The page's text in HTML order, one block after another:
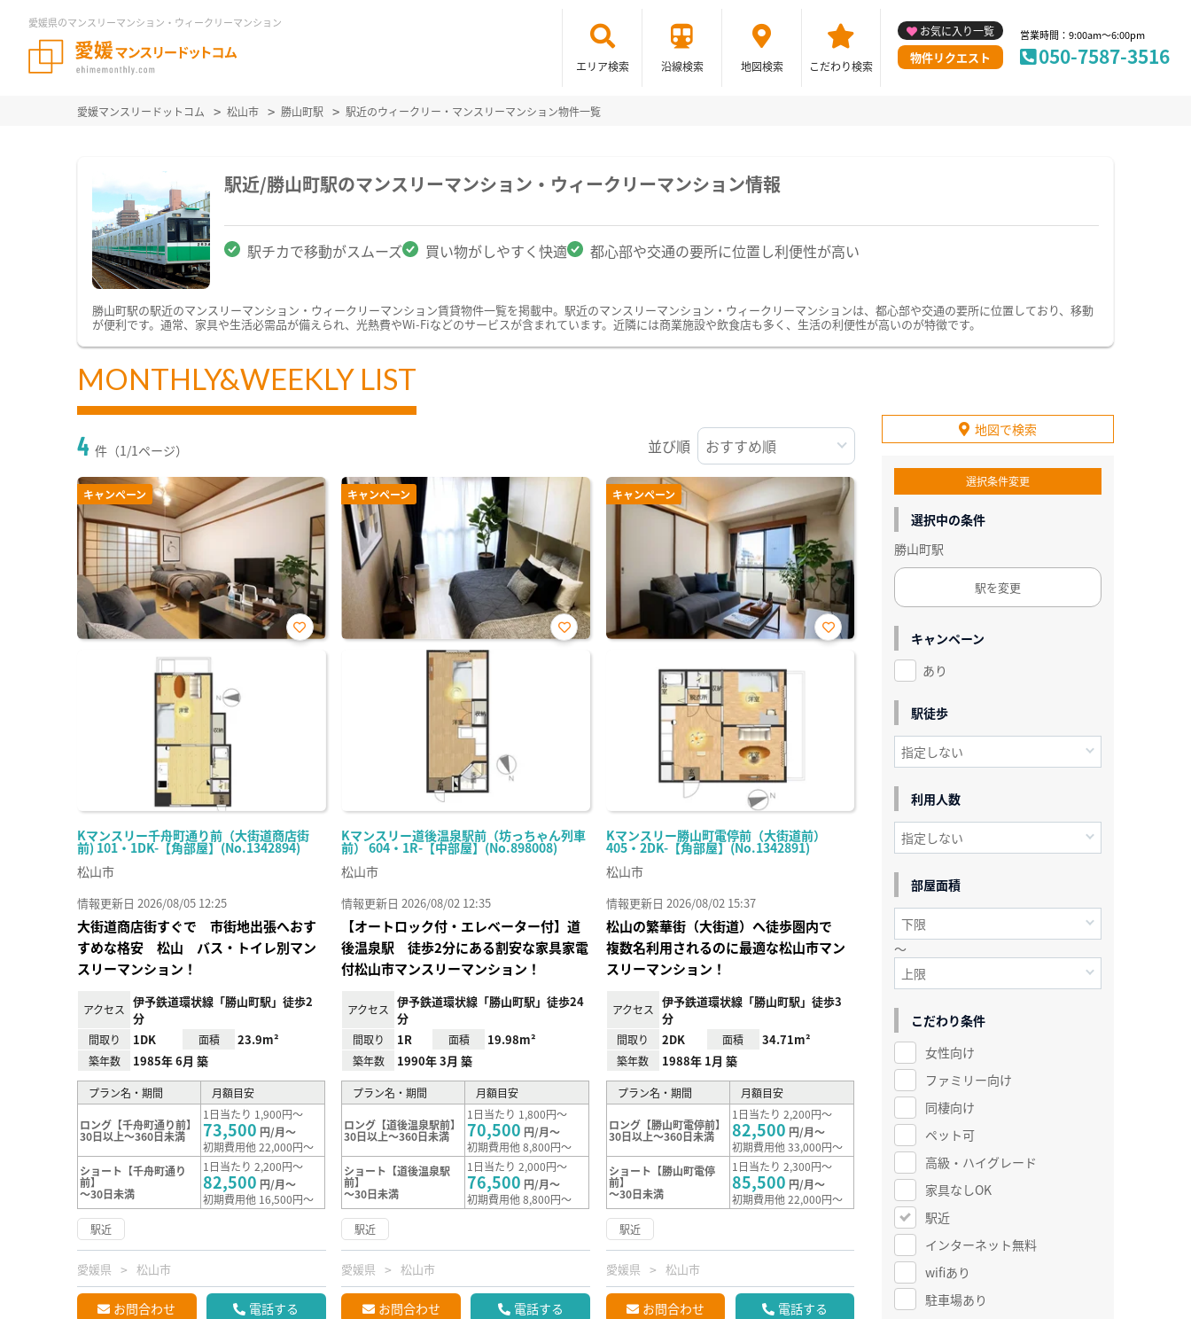
愛媛県のマンスリーマンション・ウィークリーマンション
エリア検索 沿線検索 地図検索 こだわり検索
お気に入り一覧
物件リクエスト
営業時間：9:00am～6:00pm
050-7587-3516
愛媛マンスリードットコム 松山市 勝山町駅 駅近のウィークリー・マンスリーマンション物件一覧
駅近/勝山町駅のマンスリーマンション・ウィークリーマンション情報
駅チカで移動がスムーズ 買い物がしやすく快適 都心部や交通の要所に位置し利便性が高い
勝山町駅の駅近のマンスリーマンション・ウィークリーマンション賃貸物件一覧を掲載中。駅近のマンスリーマンション・ウィークリーマンションは、都心部や交通の要所に位置しており、移動
が便利です。通常、家具や生活必需品が備えられ、光熱費やWi-Fiなどのサービスが含まれています。近隣には商業施設や飲食店も多く、生活の利便性が高いのが特徴です。
MONTHLY&WEEKLY LIST
4 件（1/1ページ） 並び順
キャンペーン
Kマンスリー千舟町通り前（大街道商店街
前) 101・1DK-【角部屋】(No.1342894)
お気
松山市
情報更新日 2026/08/05 12:25
大街道商店街すぐで 市街地出張へおす
すめな格安 松山 バス・トイレ別マン
スリーマンション！
アクセス
伊予鉄道環状線「勝山町駅」徒歩2
分
間取り 1DK 面積 23.9m²
築年数 1985年 6月 築
プラン名・期間 月額目安
ロング【千舟町通り前】
30日以上～360日未満
1日当たり 1,900円～
73,500 円/月～
初期費用他 22,000円～
ショート【千舟町通り
前】
～30日未満
1日当たり 2,200円～
82,500 円/月～
初期費用他 16,500円～
駅近
愛媛県 松山市
お問合わせ 電話する
キャンペーン
Kマンスリー道後温泉駅前（坊っちゃん列車
前） 604・1R-【中部屋】(No.898008)
お気
松山市
情報更新日 2026/08/02 12:35
【オートロック付・エレベーター付】道
後温泉駅 徒歩2分にある割安な家具家電
付松山市マンスリーマンション！
アクセス
伊予鉄道環状線「勝山町駅」徒歩24
分
間取り 1R 面積 19.98m²
築年数 1990年 3月 築
プラン名・期間 月額目安
ロング【道後温泉駅前】
30日以上～360日未満
1日当たり 1,800円～
70,500 円/月～
初期費用他 8,800円～
ショート【道後温泉駅
前】
～30日未満
1日当たり 2,000円～
76,500 円/月～
初期費用他 8,800円～
駅近
愛媛県 松山市
お問合わせ 電話する
キャンペーン
Kマンスリー勝山町電停前（大街道前）
405・2DK-【角部屋】(No.1342891)
お気
松山市
情報更新日 2026/08/02 15:37
松山の繁華街（大街道）へ徒歩圏内で
複数名利用されるのに最適な松山市マン
スリーマンション！
アクセス
伊予鉄道環状線「勝山町駅」徒歩3
分
間取り 2DK 面積 34.71m²
築年数 1988年 1月 築
プラン名・期間 月額目安
ロング【勝山町電停前】
30日以上～360日未満
1日当たり 2,200円～
82,500 円/月～
初期費用他 33,000円～
ショート【勝山町電停
前】
～30日未満
1日当たり 2,300円～
85,500 円/月～
初期費用他 22,000円～
駅近
愛媛県 松山市
お問合わせ 電話する
地図で検索
選択条件変更
選択中の条件
勝山町駅
駅を変更
キャンペーン
あり
駅徒歩
利用人数
部屋面積
～
こだわり条件
女性向け
ファミリー向け
同棲向け
ペット可
高級・ハイグレード
家具なしOK
駅近
インターネット無料
wifiあり
駐車場あり